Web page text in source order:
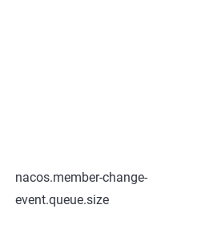
nacos.member-change-
event.queue.size